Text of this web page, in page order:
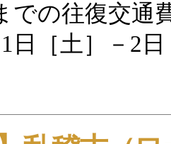
での往復交通
日［土］－2